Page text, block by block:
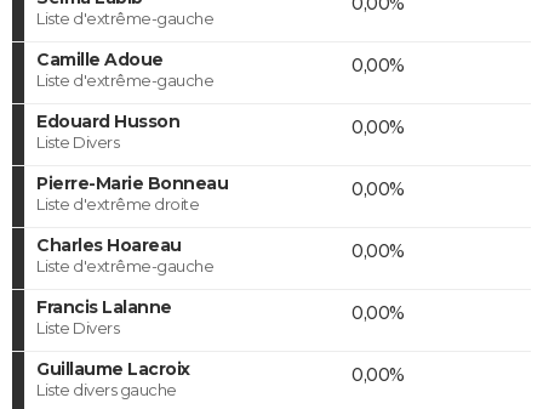
Liste d'extrême-gauche
Camille Adoue
Liste d'extrême-gauche
0,00%
Edouard Husson
Liste Divers
0,00%
Pierre-Marie Bonneau
Liste d'extrême droite
0,00%
Charles Hoareau
Liste d'extrême-gauche
0,00%
Francis Lalanne
Liste Divers
0,00%
Guillaume Lacroix
Liste divers gauche
0,00%